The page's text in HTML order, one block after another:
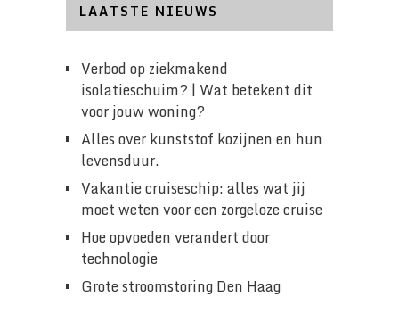
LAATSTE NIEUWS
Verbod op ziekmakend
isolatieschuim? | Wat betekent dit
voor jouw woning?
Alles over kunststof kozijnen en hun
levensduur.
Vakantie cruiseschip: alles wat jij
moet weten voor een zorgeloze cruise
Hoe opvoeden verandert door
technologie
Grote stroomstoring Den Haag